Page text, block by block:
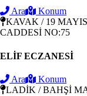
Ara
Konum
KAVAK / 19
CADDESİ NO:75
ELİF ECZANESİ
Ara
Konum
LADİK / BAHŞİ